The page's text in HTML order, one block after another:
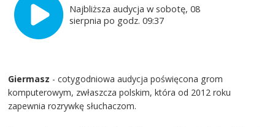
Najbliższa audycja w sobotę, 08
sierpnia po godz. 09:37
Giermasz - cotygodniowa audycja poświęcona grom
komputerowym, zwłaszcza polskim, która od 2012 roku
zapewnia rozrywkę słuchaczom.